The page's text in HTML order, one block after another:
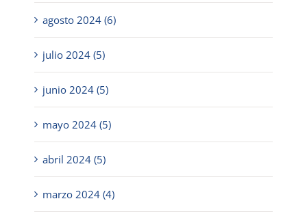
agosto 2024 (6)
julio 2024 (5)
junio 2024 (5)
mayo 2024 (5)
abril 2024 (5)
marzo 2024 (4)